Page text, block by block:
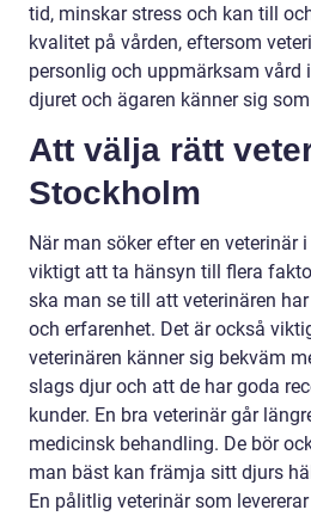
tid, minskar stress och kan till
kvalitet på vården, eftersom
personlig och uppmärksam vård
djuret och ägaren känner sig
Att välja rätt
Stockholm
När man söker efter en veterinär
viktigt att ta hänsyn till flera
ska man se till att veterinären
och erfarenhet. Det är också
veterinären känner sig bekväm
slags djur och att de har goda
kunder. En bra veterinär går
medicinsk behandling. De bör
man bäst kan främja sitt djurs
En pålitlig veterinär som